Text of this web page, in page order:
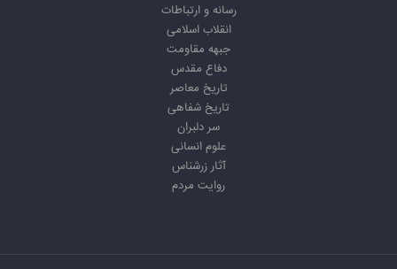
رسانه و ارتباطات
انقلاب اسلامی
جبهه مقاومت
دفاع مقدس
تاریخ معاصر
تاریخ شفاهی
سر دلبران
علوم انسانی
آثار زرشناس
روایت مردم